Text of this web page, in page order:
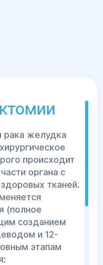
рака желудка
происходит
органа с
тканей.
(полное
созданием
и 12-
этапам